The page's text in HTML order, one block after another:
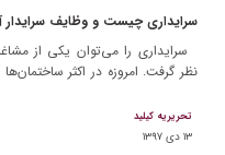
سرایداری چیست و وظایف سرایدار
سرایداری را می‌توان یکی از
نظر گرفت. امروزه در اکثر
تحریریه کیلید
۱۳ دی ۱۳۹۷